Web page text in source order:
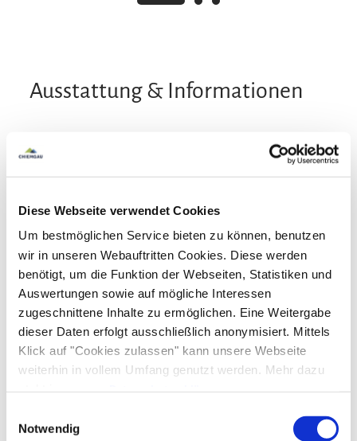
Diese Webseite verwendet Cookies
Um bestmöglichen Service bieten zu können, benutzen
wir in unseren Webauftritten Cookies. Diese werden
benötigt, um die Funktion der Webseiten, Statistiken und
Auswertungen sowie auf mögliche Interessen
zugeschnittene Inhalte zu ermöglichen. Eine Weitergabe
dieser Daten erfolgt ausschließlich anonymisiert. Mittels
Klick auf "Cookies zulassen" kann unsere Webseite
weiterhin in vollem Umfang genutzt werden. Mehr dazu
steht in unserer Datenschutzerklärung.
gelistet.
Notwendig
Ausstattung & Informationen
An- und Abreise
Services
Einkaufsservice vor Anreise
Gepäckaufbewahrung
Allergikerfreundliche Zimmer verfügbar
Abholung vom Bahnhof
Fahrradparkplätze
Feuerlöscher in der Unterkunft
Zahlungsoptionen vor Ort
Ausschließlich Barzahlung
Aktivitäten
Bogenschießen
Golfplatz (Entfernung max. 3 km)
Langlaufen
Radfahren Reiten
Skifahren
Ausstattung